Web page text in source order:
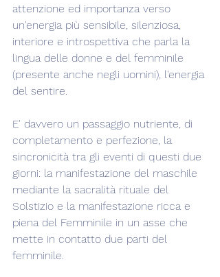
attenzione ed importanza verso
un'energia più sensibile, silenziosa,
interiore e introspettiva che parla la
lingua delle donne e del femminile
(presente anche negli uomini), l'energia
del sentire.
E' davvero un passaggio nutriente, di
completamento e perfezione, la
sincronicità tra gli eventi di questi due
giorni: la manifestazione del maschile
mediante la sacralità rituale del
Solstizio e la manifestazione ricca e
piena del Femminile in un asse che
mette in contatto due parti del
femminile.